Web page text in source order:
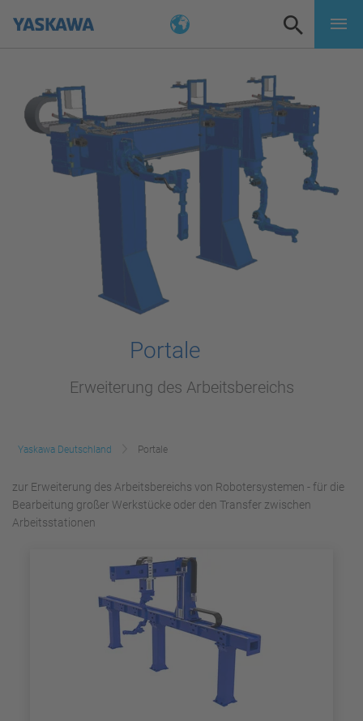
Portale
Erweiterung des Arbeitsbereichs
Yaskawa Deutschland Portale
zur Erweiterung des Arbeitsbereichs von Robotersystemen - für die
Bearbeitung großer Werkstücke oder den Transfer zwischen
Arbeitsstationen